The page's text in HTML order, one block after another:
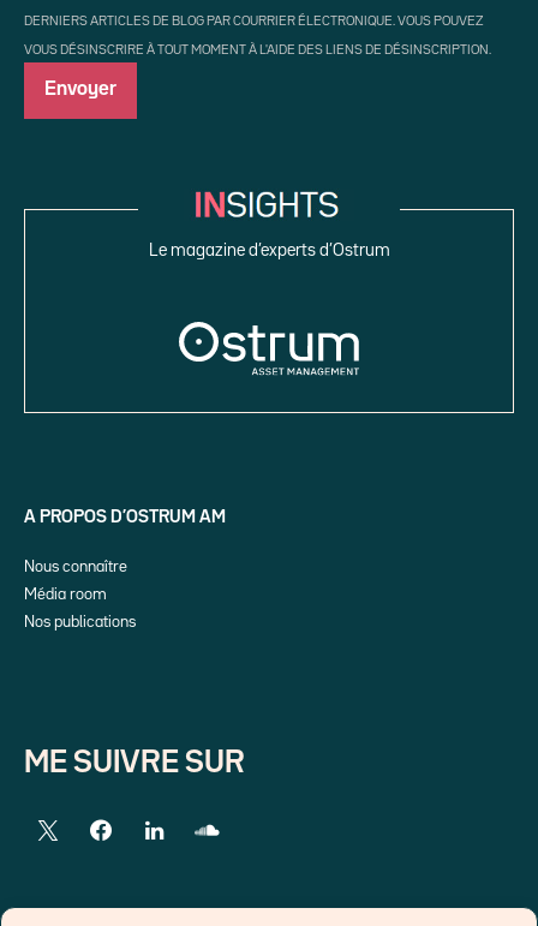
DERNIERS ARTICLES DE BLOG PAR COURRIER ÉLECTRONIQUE. VOUS POUVEZ
VOUS DÉSINSCRIRE À TOUT MOMENT À L'AIDE DES LIENS DE DÉSINSCRIPTION.
Le magazine d’experts d’Ostrum
A PROPOS D’OSTRUM AM
Nous connaître
Média room
Nos publications
ME SUIVRE SUR